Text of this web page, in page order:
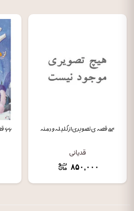
۵۴ قصه ی تصویری از کلیله و دمنه
قدیانی
۸۵۰,۰۰۰
۶۶ قصه از هانس کریستین آندرسن